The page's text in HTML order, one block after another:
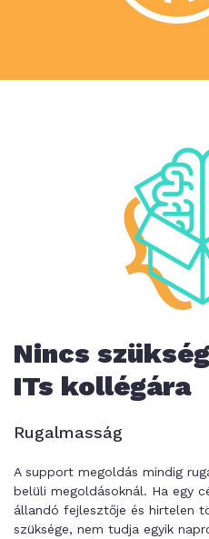
Nincs
ITs kollégára
Rugalmasság
A support megoldás mindig
belüli megoldásoknál. Ha egy
állandó fejlesztője és hirtelen
szüksége, nem tudja egyik